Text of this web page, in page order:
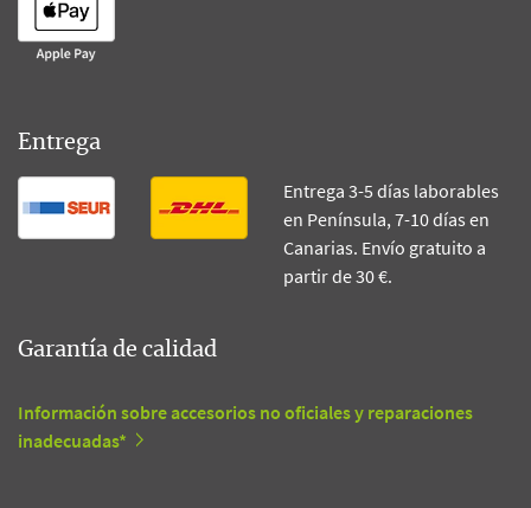
Entrega
Entrega 3-5 días laborables
en Península, 7-10 días en
Canarias. Envío gratuito a
partir de 30 €.
Garantía de calidad
Información sobre accesorios no oficiales y reparaciones
inadecuadas*